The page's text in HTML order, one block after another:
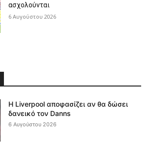
ασχολούνται
6 Αυγούστου 2026
Η Liverpool αποφασίζει αν θα δώσει
δανεικό τον Danns
6 Αυγούστου 2026